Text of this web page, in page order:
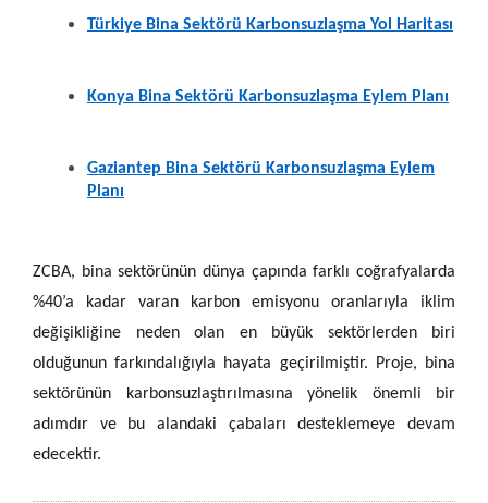
Türkiye Bina Sektörü Karbonsuzlaşma Yol Haritası
Konya Bina Sektörü Karbonsuzlaşma Eylem Planı
Gaziantep Bina Sektörü Karbonsuzlaşma Eylem
Planı
ZCBA, bina sektörünün dünya çapında farklı coğrafyalarda
%40’a kadar varan karbon emisyonu oranlarıyla iklim
değişikliğine neden olan en büyük sektörlerden biri
olduğunun farkındalığıyla hayata geçirilmiştir. Proje, bina
sektörünün karbonsuzlaştırılmasına yönelik önemli bir
adımdır ve bu alandaki çabaları desteklemeye devam
edecektir.